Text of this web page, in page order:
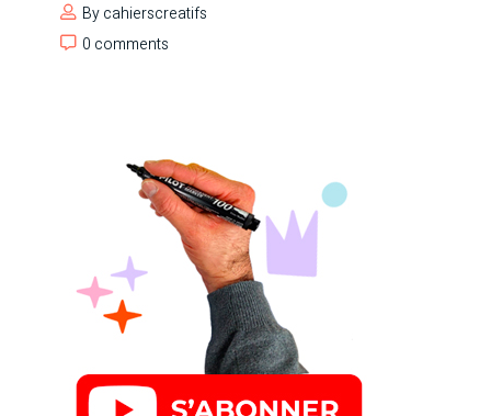
Bycahierscreatifs
0 comments
0 comments